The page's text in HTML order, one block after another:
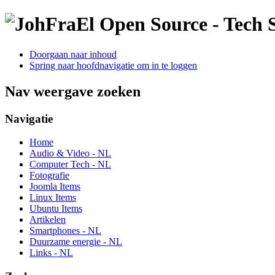
Open Source - Tech
Doorgaan naar inhoud
Spring naar hoofdnavigatie om in te loggen
Nav weergave zoeken
Navigatie
Home
Audio & Video - NL
Computer Tech - NL
Fotografie
Joomla Items
Linux Items
Ubuntu Items
Artikelen
Smartphones - NL
Duurzame energie - NL
Links - NL